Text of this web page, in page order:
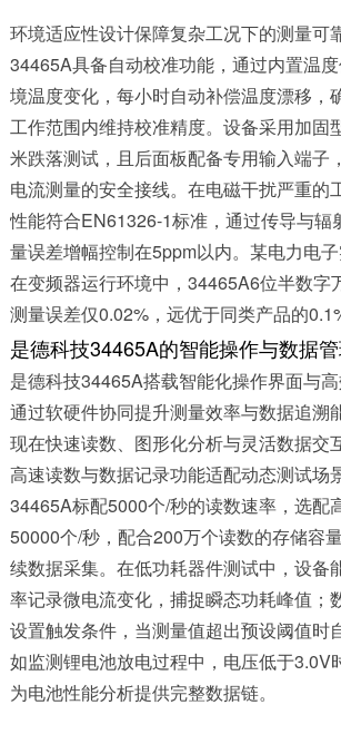
环境适应性设计保障复杂工况下的测量可
34465A具备自动校准功能，通过内置温
境温度变化，每小时自动补偿温度漂移
工作范围内维持校准精度。设备采用加固
米跌落测试，且后面板配备专用输入端子
电流测量的安全接线。在电磁干扰严重的
性能符合EN61326-1标准，通过传导与辐
量误差增幅控制在5ppm以内。某电力电子
在变频器运行环境中，34465A6位半数字
测量误差仅0.02%，远优于同类产品的
是德科技34465A的智能操作与数据
是德科技34465A搭载智能化操作界面与高
通过软硬件协同提升测量效率与数据追溯
现在快速读数、图形化分析与灵活数据交
高速读数与数据记录功能适配动态测试场
34465A标配5000个/秒的读数速率，选配
50000个/秒，配合200万个读数的存储容
续数据采集。在低功耗器件测试中，设备
率记录微电流变化，捕捉瞬态功耗峰值；
设置触发条件，当测量值超出预设阈值时
如监测锂电池放电过程中，电压低于3.0V
为电池性能分析提供完整数据链。​